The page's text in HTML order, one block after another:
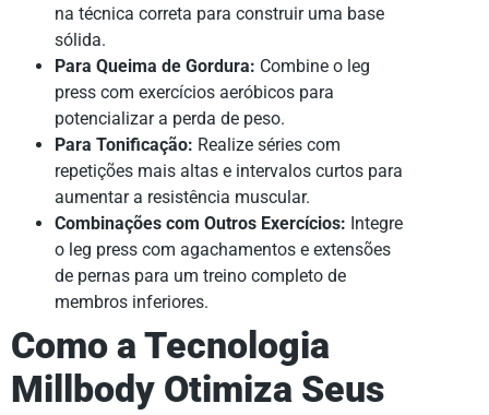
na técnica correta para construir uma base
sólida.
Para Queima de Gordura: Combine o leg
press com exercícios aeróbicos para
potencializar a perda de peso.
Para Tonificação: Realize séries com
repetições mais altas e intervalos curtos para
aumentar a resistência muscular.
Combinações com Outros Exercícios: Integre
o leg press com agachamentos e extensões
de pernas para um treino completo de
membros inferiores.
Como a Tecnologia
Millbody Otimiza Seus